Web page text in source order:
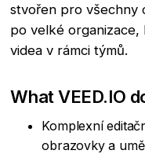
stvořen pro všechny
po velké
videa v rámci týmů.
What VEED.IO
Komplexní
obrazovky a